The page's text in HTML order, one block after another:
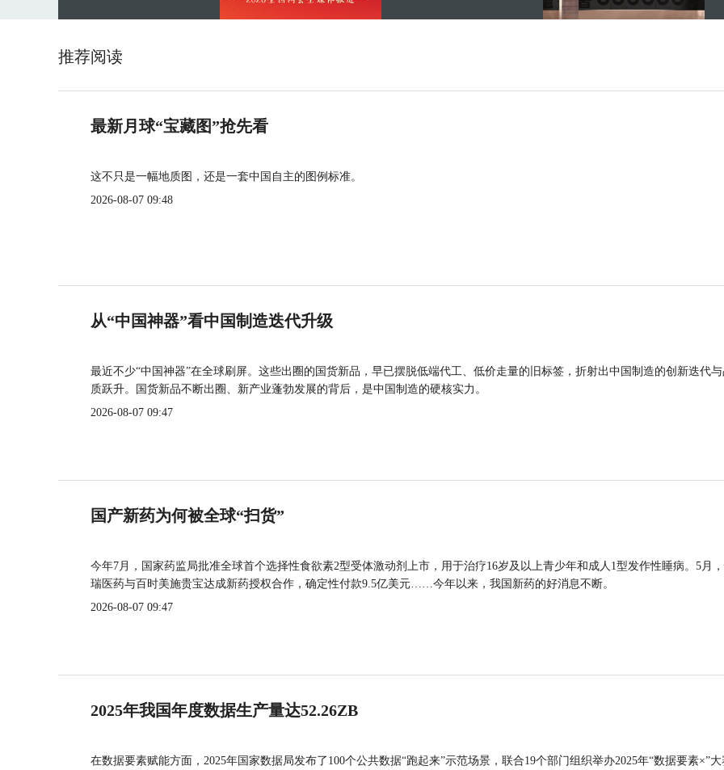
推荐阅读
最新月球“宝藏图”抢先看
这不只是一幅地质图，还是一套中国自主的图例标准。
2026-08-07 09:48
从“中国神器”看中国制造迭代升级
最近不少“中国神器”在全球刷屏。这些出圈的国货新品，早已摆脱低端代工、低价走量的旧标签，折射出中国制造的创新迭代
质跃升。国货新品不断出圈、新产业蓬勃发展的背后，是中国制造的硬核实力。
2026-08-07 09:47
国产新药为何被全球“扫货”
今年7月，国家药监局批准全球首个选择性食欲素2型受体激动剂上市，用于治疗16岁及以上青少年和成人1型发作性睡病。5月
瑞医药与百时美施贵宝达成新药授权合作，确定性付款9.5亿美元……今年以来，我国新药的好消息不断。
2026-08-07 09:47
2025年我国年度数据生产量达52.26ZB
在数据要素赋能方面，2025年国家数据局发布了100个公共数据“跑起来”示范场景，联合19个部门组织举办2025年“数据要素×”大